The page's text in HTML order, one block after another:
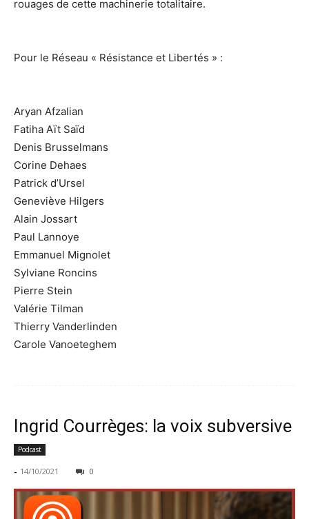
rouages de cette machinerie totalitaire.
Pour le Réseau « Résistance et Libertés » :
Aryan Afzalian
Fatiha Aït Saïd
Denis Brusselmans
Corine Dehaes
Patrick d’Ursel
Geneviève Hilgers
Alain Jossart
Paul Lannoye
Emmanuel Mignolet
Sylviane Roncins
Pierre Stein
Valérie Tilman
Thierry Vanderlinden
Carole Vanoeteghem
Ingrid Courrèges: la voix subversive
Podcast
- 14/10/2021 0